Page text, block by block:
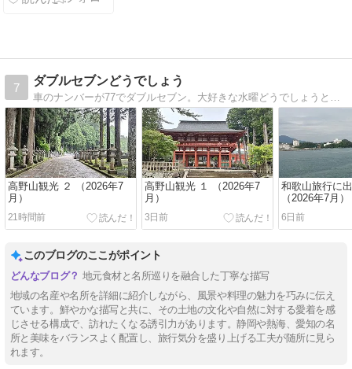
へ💕
7
ダブルセブンどうでしょう
高野山観光 ２ （2026年7
月）
21時間前
高野山観光 １ （2026年7
月）
3日前
和歌山旅行に
（2026年7月）
6日前
このブログのここがポイント
地元食材と名所巡りを融合した丁寧な描写
地域の名産や名所を詳細に紹介しながら、風景や料理の魅力を巧みに伝え
ています。鮮やかな描写と共に、その土地の文化や自然に対する愛着を感
じさせる構成で、訪れたくなる誘引力があります。静岡や熱海、愛知の名
所と美味をバランスよく配置し、旅行気分を盛り上げる工夫が随所に見ら
れます。